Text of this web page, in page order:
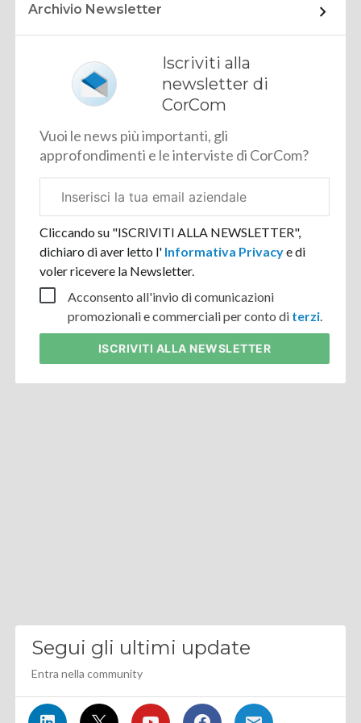
Archivio Newsletter
Iscriviti alla
newsletter di
CorCom
Vuoi le news più importanti, gli
approfondimenti e le interviste di CorCom?
aziendale
Cliccando su "ISCRIVITI ALLA NEWSLETTER",
dichiaro di aver letto l' Informativa Privacye di
voler ricevere la Newsletter.
Acconsento all'invio di comunicazioni
promozionali e commerciali per conto di terzi.
ISCRIVITI ALLA NEWSLETTER
Segui gli ultimi update
Entra nella community